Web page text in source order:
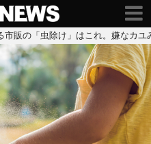
市販の「虫除け」はこれ。嫌なカユ